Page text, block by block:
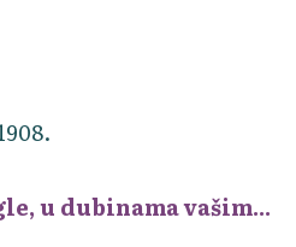
u dubinama vašim...